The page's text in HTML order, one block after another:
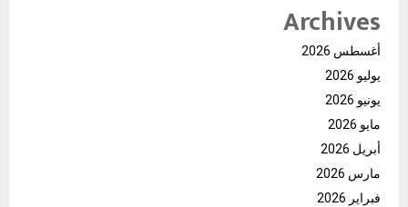
Archives
أغسطس 2026
يوليو 2026
يونيو 2026
مايو 2026
أبريل 2026
مارس 2026
فبراير 2026